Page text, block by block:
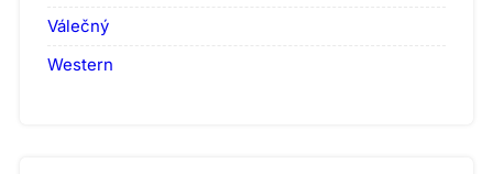
Válečný
Western